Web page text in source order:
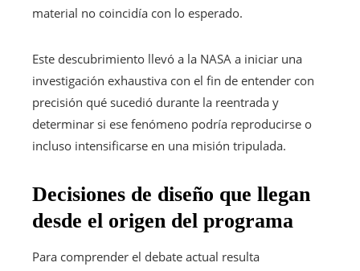
material no coincidía con lo esperado.
Este descubrimiento llevó a la NASA a iniciar una
investigación exhaustiva con el fin de entender con
precisión qué sucedió durante la reentrada y
determinar si ese fenómeno podría reproducirse o
incluso intensificarse en una misión tripulada.
Decisiones de diseño que llegan
desde el origen del programa
Para comprender el debate actual resulta